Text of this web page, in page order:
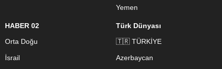
Yemen
HABER 02
Orta Doğu
İsrail
Türk Dünyası
🇹🇷 TÜRKİYE
Azerbaycan